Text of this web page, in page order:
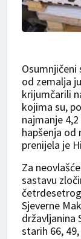
Osumnjičeni
od zemalja
krijumčarili
kojima su,
najmanje
hapšenja od
prenijela je
Za
sastavu
Sjeverne
državljanina
starih 66,